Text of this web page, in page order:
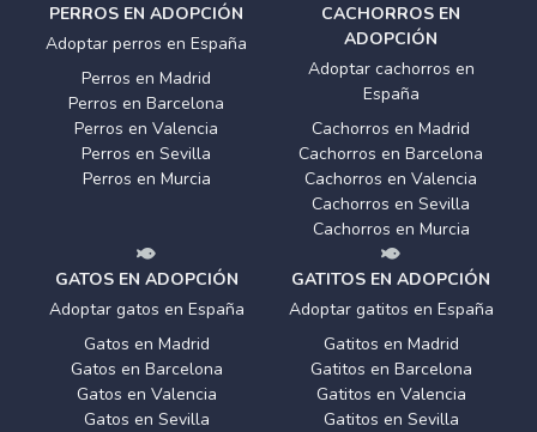
PERROS EN ADOPCIÓN
Adoptar perros en España
Perros en Madrid
Perros en Barcelona
Perros en Valencia
Perros en Sevilla
Perros en Murcia
CACHORROS EN
ADOPCIÓN
Adoptar cachorros en
España
Cachorros en Madrid
Cachorros en Barcelona
Cachorros en Valencia
Cachorros en Sevilla
Cachorros en Murcia
GATOS EN ADOPCIÓN
Adoptar gatos en España
Gatos en Madrid
Gatos en Barcelona
Gatos en Valencia
Gatos en Sevilla
GATITOS EN ADOPCIÓN
Adoptar gatitos en España
Gatitos en Madrid
Gatitos en Barcelona
Gatitos en Valencia
Gatitos en Sevilla